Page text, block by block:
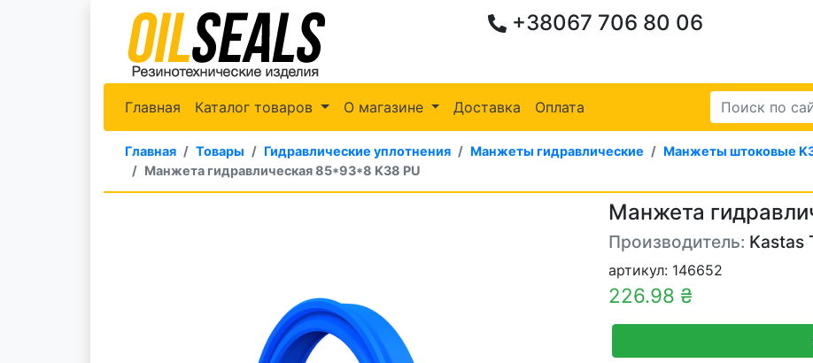
+38067 706 80 06
Главная Каталог товаров О магазине Доставка Оплата
Главная Товары Гидравлические уплотнения Манжеты гидравлические
Манжеты штоковые
Манжета гидравлическая 85*93*8 K38 PU
Манжета
Производитель: Kastas
артикул: 146652
226.98 ₴